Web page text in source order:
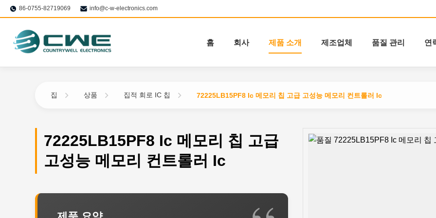
86-0755-82719069 info@c-w-electronics.com
홈 회사 제품 소개 제조업체 품질 관리 연
집 상품 집적 회로 IC 칩 72225LB15PF8 Ic 메모리 칩 고급 고성능 메모리 컨트롤러 Ic
72225LB15PF8 Ic 메모리 칩 고급
고성능 메모리 컨트롤러 Ic